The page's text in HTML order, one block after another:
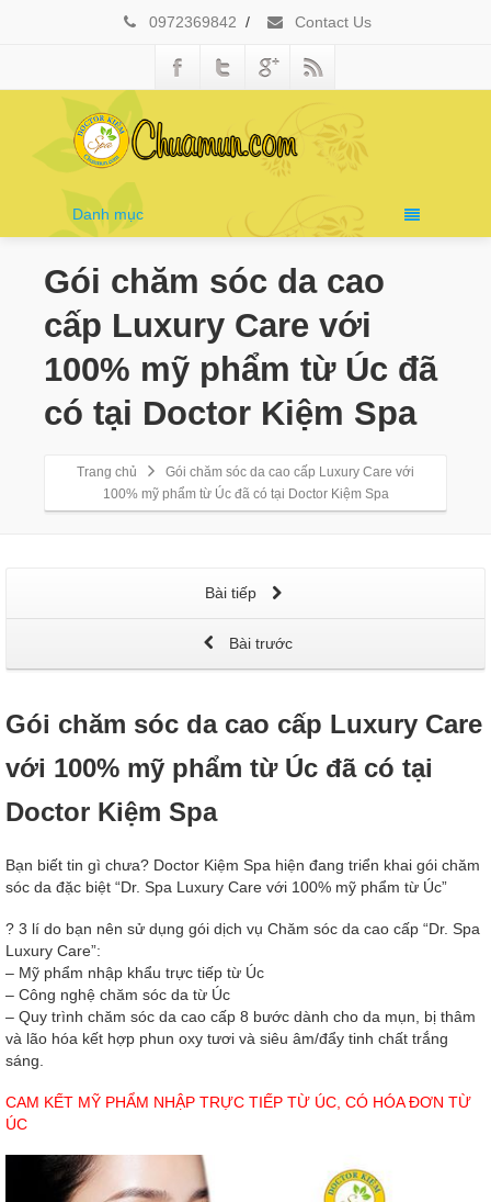
0972369842 / Contact Us
Danh mục
Gói chăm sóc da cao
cấp Luxury Care với
100% mỹ phẩm từ Úc đã
có tại Doctor Kiệm Spa
Trang chủ
Gói chăm sóc da cao cấp Luxury Care với
100% mỹ phẩm từ Úc đã có tại Doctor Kiệm Spa
Bài tiếp
Bài trước
Gói chăm sóc da cao cấp Luxury Care
với 100% mỹ phẩm từ Úc đã có tại
Doctor Kiệm Spa
Bạn biết tin gì chưa? Doctor Kiệm Spa hiện đang triển khai gói chăm
sóc da đặc biệt “Dr. Spa Luxury Care với 100% mỹ phẩm từ Úc”
? 3 lí do bạn nên sử dụng gói dịch vụ Chăm sóc da cao cấp “Dr. Spa
Luxury Care”:
– Mỹ phẩm nhập khẩu trực tiếp từ Úc
– Công nghệ chăm sóc da từ Úc
– Quy trình chăm sóc da cao cấp 8 bước dành cho da mụn, bị thâm
và lão hóa kết hợp phun oxy tươi và siêu âm/đẩy tinh chất trắng
sáng.
CAM KẾT MỸ PHẨM NHẬP TRỰC TIẾP TỪ ÚC, CÓ HÓA ĐƠN TỪ
ÚC